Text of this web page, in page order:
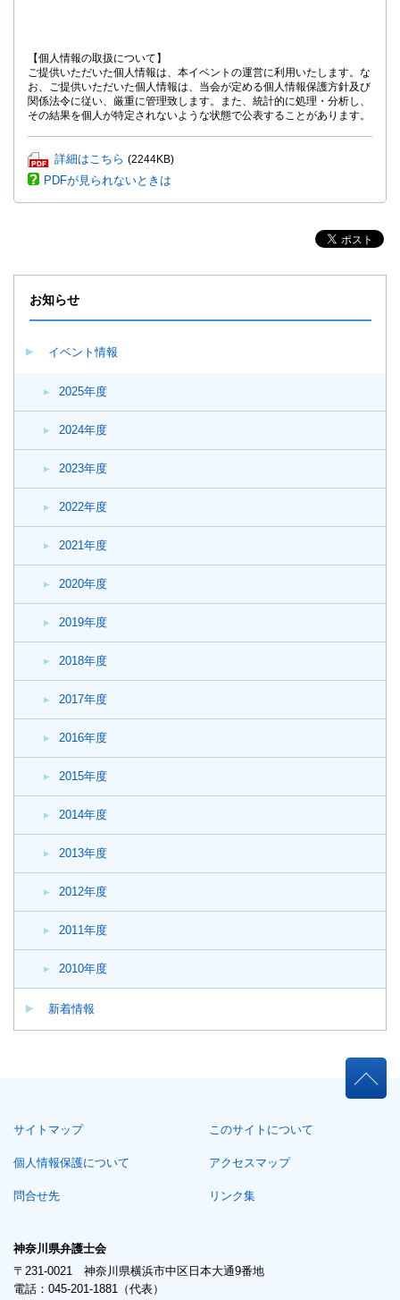
お知らせ
イベント情報
2025年度
2024年度
2023年度
2022年度
2021年度
2020年度
2019年度
2018年度
2017年度
2016年度
2015年度
2014年度
2013年度
2012年度
2011年度
2010年度
新着情報
【個人情報の取扱について】
ご提供いただいた個人情報は、本イベントの運営に利用いたします。な
お、ご提供いただいた個人情報は、当会が定める個人情報保護方針及び
関係法令に従い、厳重に管理致します。また、統計的に処理・分析し、
その結果を個人が特定されないような状態で公表することがあります。
P
D
フ
が
き
ま
詳細はこちら (2244KB)
PDFが見られないときは
こ
ま
で。
サイトマップ このサイトについて
個人情報保護について アクセスマップ
問合せ先 リンク集
神奈川県弁護士会
〒231-0021 神奈川県横浜市中区日本大通9番地
電話：045-201-1881（代表）